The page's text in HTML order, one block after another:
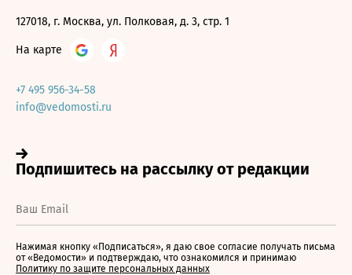
127018, г. Москва, ул. Полковая, д. 3, стр. 1
На карте
+7 495 956-34-58
info@vedomosti.ru
Нажимая кнопку «Подписаться», я даю свое согласие получать письма
от «Ведомости» и подтверждаю, что ознакомился и принимаю
Политику по защите персональных данных